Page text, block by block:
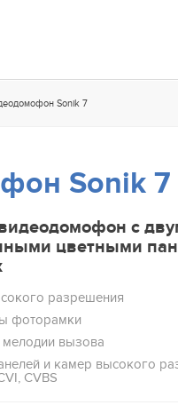
Sonik 7
Sonik 7
с
цветными
разрешения
фоторамĸи
мелодии вызова
и камер высокого
CVBS